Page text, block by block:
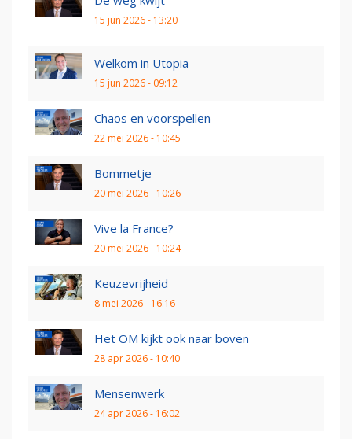
15 jun 2026 - 13:20
Welkom in Utopia
15 jun 2026 - 09:12
Chaos en voorspellen
22 mei 2026 - 10:45
Bommetje
20 mei 2026 - 10:26
Vive la France?
20 mei 2026 - 10:24
Keuzevrijheid
8 mei 2026 - 16:16
Het OM kijkt ook naar boven
28 apr 2026 - 10:40
Mensenwerk
24 apr 2026 - 16:02